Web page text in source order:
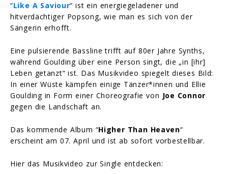
“Like A Saviour“ ist ein energiegeladener und
hitverdächtiger Popsong, wie man es sich von der
Sängerin erhofft.
Eine pulsierende Bassline trifft auf 80er Jahre Synths,
während Goulding über eine Person singt, die „in [ihr]
Leben getanzt“ ist. Das Musikvideo spiegelt dieses Bild:
In einer Wüste kämpfen einige Tänzer*innen und Ellie
Goulding in Form einer Choreografie von Joe Connor
gegen die Landschaft an.
Das kommende Album “Higher Than Heaven“
erscheint am 07. April und ist ab sofort vorbestellbar.
Hier das Musikvideo zur Single entdecken: